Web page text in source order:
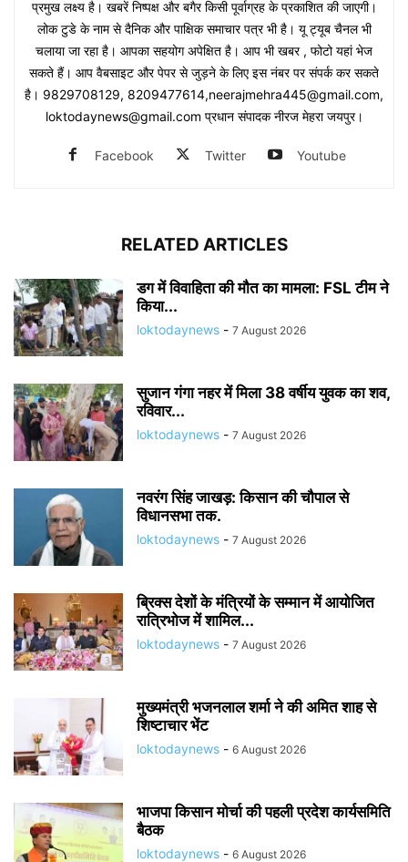
प्रमुख लक्ष्य है। खबरें निष्पक्ष और बगैर किसी पूर्वाग्रह के प्रकाशित की जाएगी।
लोक टुडे के नाम से दैनिक और पाक्षिक समाचार पत्र भी है। यू ट्यूब चैनल भी
चलाया जा रहा है। आपका सहयोग अपेक्षित है। आप भी खबर , फोटो यहां भेज
सकते हैं। आप वैबसाइट और पेपर से जुड़ने के लिए इस नंबर पर संपर्क कर सकते
है। 9829708129, 8209477614,neerajmehra445@gmail.com,
loktodaynews@gmail.com प्रधान संपादक नीरज मेहरा जयपुर।
Facebook Twitter Youtube
RELATED ARTICLES
डग में विवाहिता की मौत का मामला: FSL टीम ने
किया...
loktodaynews - 7 August 2026
सुजान गंगा नहर में मिला 38 वर्षीय युवक का शव,
रविवार...
loktodaynews - 7 August 2026
नवरंग सिंह जाखड़: किसान की चौपाल से
विधानसभा तक.
loktodaynews - 7 August 2026
ब्रिक्स देशों के मंत्रियों के सम्मान में आयोजित
रात्रिभोज में शामिल...
loktodaynews - 7 August 2026
मुख्यमंत्री भजनलाल शर्मा ने की अमित शाह से
शिष्टाचार भेंट
loktodaynews - 6 August 2026
भाजपा किसान मोर्चा की पहली प्रदेश कार्यसमिति
बैठक
loktodaynews - 6 August 2026